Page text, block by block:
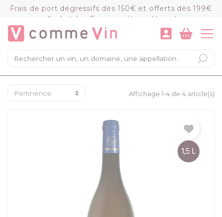
Frais de port dégressifs dès 150€ et offerts dès 199€
d'achat (en France métropolitaine)
×
Mon panier
Chargement du panier...
VOIR LE PANIER COMMANDER
Affichage 1-4 de 4 article(s)
Panneau de gestion des cookies